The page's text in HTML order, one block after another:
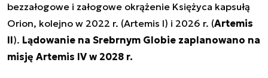
bezzałogowe i załogowe okrążenie Księżyca kapsułą
Orion, kolejno w 2022 r. (Artemis I) i 2026 r. (Artemis
II). Lądowanie na Srebrnym Globie zaplanowano na
misję Artemis IV w 2028 r.